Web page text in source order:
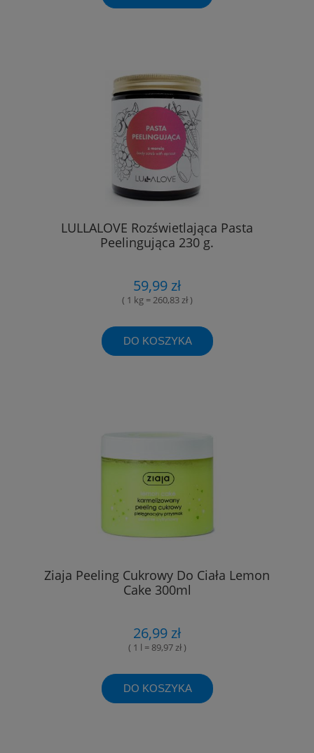
LULLALOVE Rozświetlająca Pasta
Peelingująca 230 g.
59,99 zł
( 1 kg = 260,83 zł )
DO KOSZYKA
Ziaja Peeling Cukrowy Do Ciała Lemon
Cake 300ml
26,99 zł
( 1 l = 89,97 zł )
DO KOSZYKA